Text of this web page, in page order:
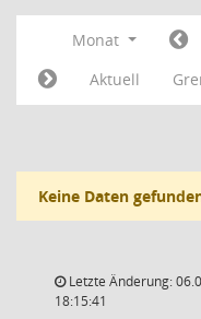
Monat
Aktuell
Keine Daten
Letzte Änderung:
18:15:41